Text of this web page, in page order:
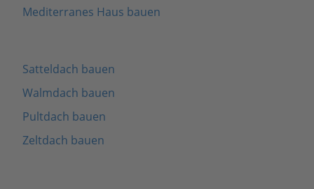
Mediterranes Haus bauen
Satteldach bauen
Walmdach bauen
Pultdach bauen
Zeltdach bauen